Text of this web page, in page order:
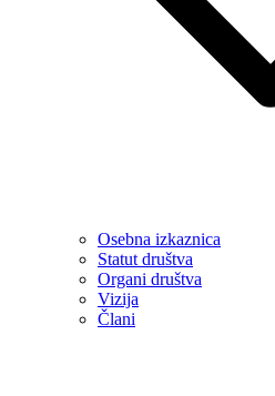
Osebna izkaznica
Statut društva
Organi društva
Vizija
Člani